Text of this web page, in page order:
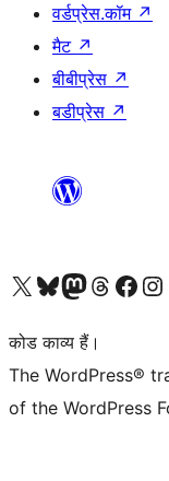
वर्डप्रेस.कॉम ↗
मैट ↗
बीबीप्रेस ↗
बडीप्रेस ↗
Visit our X (formerly Twitter) account
हमारे बलुस्की खाते पर जाएँVisit our Mastodon account
हमारे थ्रेड्स अकाउंट पर जाएंहमारे फेसबुक पेज पर जाएँहमारे इंस्टाग्राम
कोड काव्य हैं।
The WordPress®
of the WordPress